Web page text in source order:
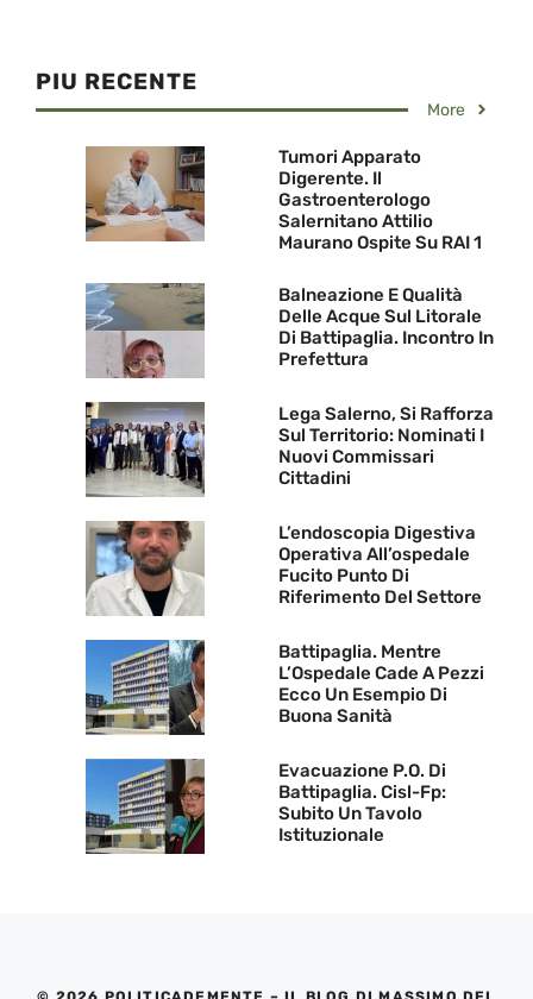
PIU RECENTE
More
Tumori Apparato
Digerente. Il
Gastroenterologo
Salernitano Attilio
Maurano Ospite Su RAI 1
Balneazione E Qualità
Delle Acque Sul Litorale
Di Battipaglia. Incontro In
Prefettura
Lega Salerno, Si Rafforza
Sul Territorio: Nominati I
Nuovi Commissari
Cittadini
L’endoscopia Digestiva
Operativa All’ospedale
Fucito Punto Di
Riferimento Del Settore
Battipaglia. Mentre
L’Ospedale Cade A Pezzi
Ecco Un Esempio Di
Buona Sanità
Evacuazione P.O. Di
Battipaglia. Cisl-Fp:
Subito Un Tavolo
Istituzionale